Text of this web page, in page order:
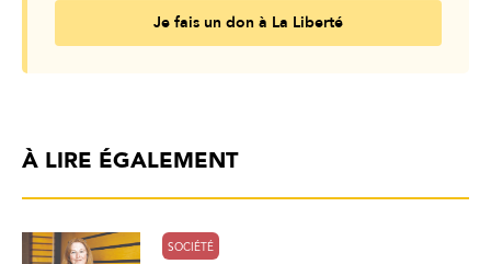
Je fais un don à La Liberté
À LIRE ÉGALEMENT
SOCIÉTÉ